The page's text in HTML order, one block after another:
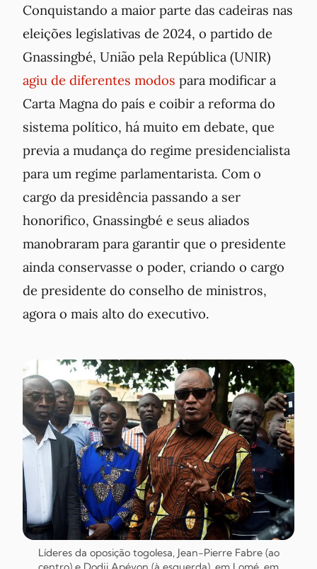
Conquistando a maior parte das cadeiras nas
eleições legislativas de 2024, o partido de
Gnassingbé, União pela República (UNIR)
agiu de diferentes modos para modificar a
Carta Magna do país e coibir a reforma do
sistema político, há muito em debate, que
previa a mudança do regime presidencialista
para um regime parlamentarista. Com o
cargo da presidência passando a ser
honorifico, Gnassingbé e seus aliados
manobraram para garantir que o presidente
ainda conservasse o poder, criando o cargo
de presidente do conselho de ministros,
agora o mais alto do executivo.
Líderes da oposição togolesa, Jean-Pierre Fabre (ao